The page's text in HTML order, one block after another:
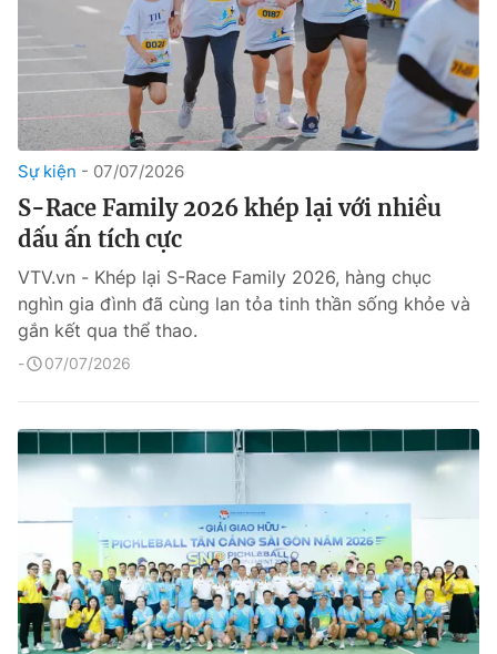
Sự kiện 07/07/2026
S-Race Family 2026 khép lại với nhiều
dấu ấn tích cực
VTV.vn - Khép lại S-Race Family 2026, hàng chục
nghìn gia đình đã cùng lan tỏa tinh thần sống khỏe và
gắn kết qua thể thao.
07/07/2026